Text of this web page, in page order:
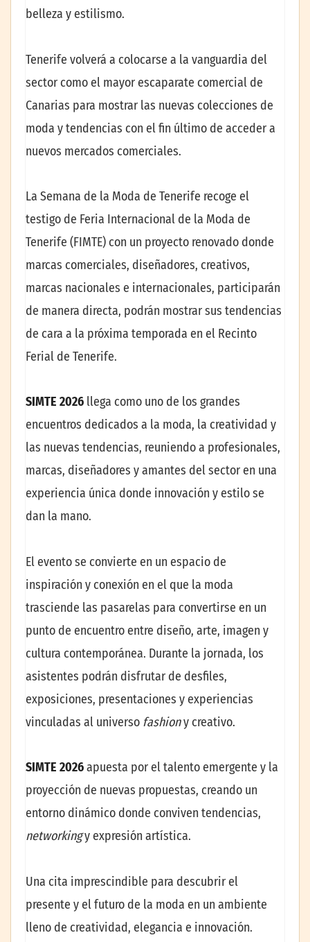
belleza y estilismo.
Tenerife volverá a colocarse a la vanguardia del
sector como el mayor escaparate comercial de
Canarias para mostrar las nuevas colecciones de
moda y tendencias con el fin último de acceder a
nuevos mercados comerciales.
La Semana de la Moda de Tenerife recoge el
testigo de Feria Internacional de la Moda de
Tenerife (FIMTE) con un proyecto renovado donde
marcas comerciales, diseñadores, creativos,
marcas nacionales e internacionales, participarán
de manera directa, podrán mostrar sus tendencias
de cara a la próxima temporada en el Recinto
Ferial de Tenerife.
SIMTE 2026 llega como uno de los grandes
encuentros dedicados a la moda, la creatividad y
las nuevas tendencias, reuniendo a profesionales,
marcas, diseñadores y amantes del sector en una
experiencia única donde innovación y estilo se
dan la mano.
El evento se convierte en un espacio de
inspiración y conexión en el que la moda
trasciende las pasarelas para convertirse en un
punto de encuentro entre diseño, arte, imagen y
cultura contemporánea. Durante la jornada, los
asistentes podrán disfrutar de desfiles,
exposiciones, presentaciones y experiencias
vinculadas al universo fashiony creativo.
SIMTE 2026apuesta por el talento emergente y la
proyección de nuevas propuestas, creando un
entorno dinámico donde conviven tendencias,
networkingy expresión artística.
Una cita imprescindible para descubrir el
presente y el futuro de la moda en un ambiente
lleno de creatividad, elegancia e innovación.